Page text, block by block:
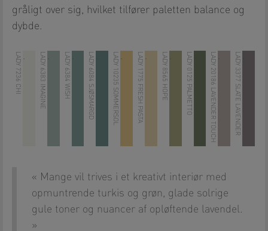
gråligt over sig, hvilket tilfører paletten balance og
dybde.
LADY 7236 CHI . LADY 6383 IMAGINE LADY 6384 WISH LADY 6084 SJØSMARGD LADY 10235 SOMMERSOL . LADY 1775 FRESH PASTA . LADY 8565 HOPE LADY 0125 PALMETTO LADY 20186 LAVENDER TOUCH LADY 3377 SLATE LAVENDER
Mange vil trives i et kreativt interiør med
opmuntrende turkis og grøn, glade solrige
gule toner og nuancer af opløftende lavendel.